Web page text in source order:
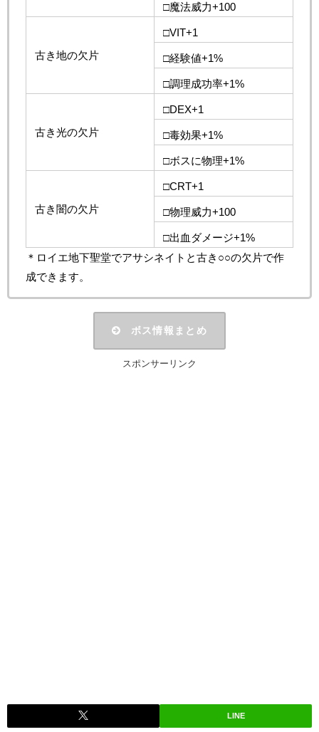
□魔法威力+100
古き地の欠片
□VIT+1
□経験値+1%
□調理成功率+1%
古き光の欠片
□DEX+1
□毒効果+1%
□ボスに物理+1%
古き闇の欠片
□CRT+1
□物理威力+100
□出血ダメージ+1%
＊ロイエ地下聖堂でアサシネイトと古き○○の欠片で作
成できます。
ボス情報まとめ
スポンサーリンク
LINE